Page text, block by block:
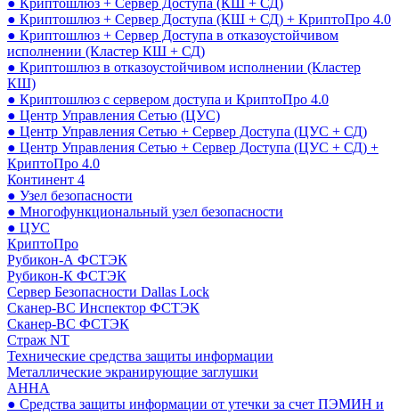
● Криптошлюз + Сервер Доступа (КШ + СД) + КриптоПро 4.0
● Криптошлюз + Сервер Доступа в отказоустойчивом
исполнении (Кластер КШ + СД)
● Криптошлюз в отказоустойчивом исполнении (Кластер
КШ)
● Криптошлюз с сервером доступа и КриптоПро 4.0
● Центр Управления Сетью (ЦУС)
● Центр Управления Сетью + Сервер Доступа (ЦУС + СД)
● Центр Управления Сетью + Сервер Доступа (ЦУС + СД) +
КриптоПро 4.0
Континент 4
● Узел безопасности
● Многофункциональный узел безопасности
● ЦУС
КриптоПро
Рубикон-А ФСТЭК
Рубикон-К ФСТЭК
Сервер Безопасности Dallas Lock
Сканер-ВС Инспектор ФСТЭК
Сканер-ВС ФСТЭК
Страж NT
Технические средства защиты информации
Металлические экранирующие заглушки
АННА
● Средства защиты информации от утечки за счет ПЭМИН и